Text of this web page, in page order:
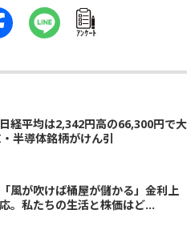
ｱﾝｹｰﾄ
日経平均は2,342円高の66,300円で大
半導体銘柄がけん引
「風が吹けば桶屋が儲かる」金利上
。私たちの生活と株価はど...